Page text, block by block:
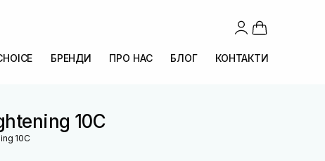
БРЕНДИ ПРО НАС БЛОГ КОНТАКТИ
10C
10C